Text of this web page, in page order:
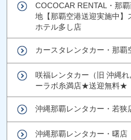
COCOCAR RENTAL・那
地【那覇空港送迎実施中】
ホテル多し店
カースタレンタカー・那覇
咲福レンタカー（旧 沖縄
ーラボ糸満店★送迎無料★
沖縄那覇レンタカー・若狭
沖縄那覇レンタカー・曙店